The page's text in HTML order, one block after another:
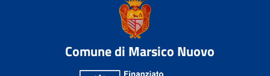
Comune di Marsico Nuovo